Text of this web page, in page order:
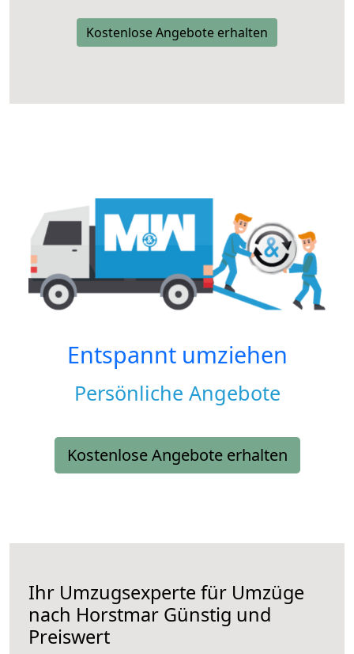
Kostenlose Angebote erhalten
Entspannt umziehen
Persönliche Angebote
Kostenlose Angebote erhalten
Ihr Umzugsexperte für Umzüge
nach Horstmar Günstig und
Preiswert